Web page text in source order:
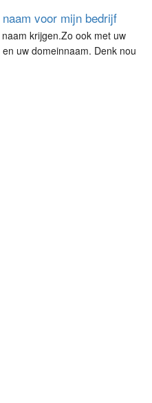
voor mijn bedrijf
krijgen.Zo ook met uw
uw domeinnaam. Denk nou